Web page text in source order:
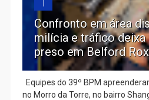
Confronto em área
milícia e tráfico
preso em Belford
Equipes do 39º BPM
no Morro da Torre, no bairro